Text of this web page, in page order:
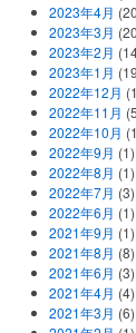
2023年4月
2023年3月
2023年2月
2023年1月
2022年12月
2022年11月
2022年10月
2022年9月 (1)
2022年8月 (1)
2022年7月 (3)
2022年6月 (1)
2021年9月 (1)
2021年8月 (8)
2021年6月 (3)
2021年4月 (4)
2021年3月 (6)